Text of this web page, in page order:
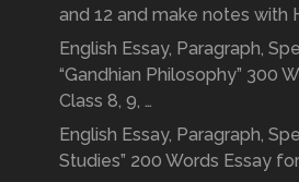
and 12 and make notes with
English Essay, Paragraph,
“Gandhian Philosophy” 300
Class 8, 9, …
English Essay, Paragraph,
Studies” 200 Words Essay